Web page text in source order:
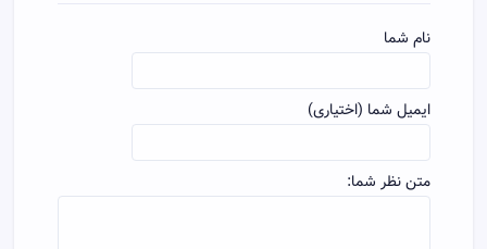
نام شما
ایمیل شما (اختیاری)
متن نظر شما: